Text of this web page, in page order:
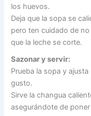
los huevos.
Deja que la sopa se
pero ten cuidado de
que la leche se corte.
Sazonar y servir:
Prueba la sopa y
gusto.
Sirve la changua
asegurándote de